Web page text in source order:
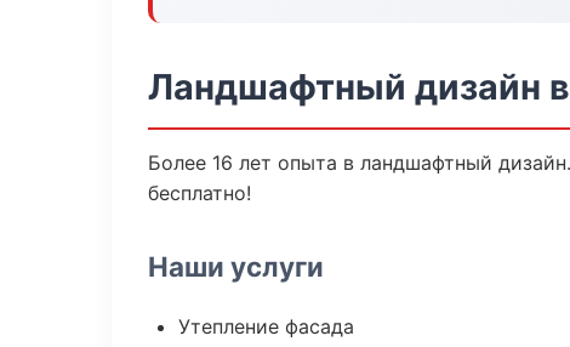
Ландшафтный дизайн
Более 16 лет опыта в ландшафтный
бесплатно!
Наши услуги
Утепление фасада